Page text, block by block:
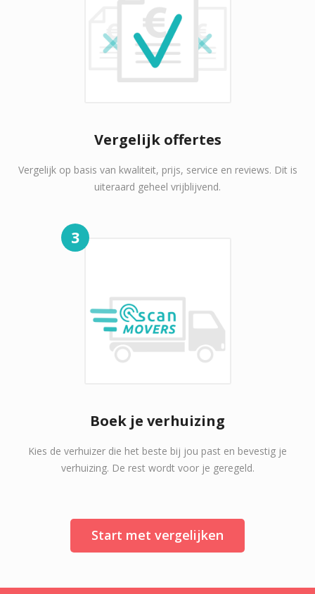
Vergelijk offertes
Vergelijk op basis van kwaliteit, prijs, service en reviews. Dit is
uiteraard geheel vrijblijvend.
3
Boek je verhuizing
Kies de verhuizer die het beste bij jou past en bevestig je
verhuizing. De rest wordt voor je geregeld.
Start met vergelijken